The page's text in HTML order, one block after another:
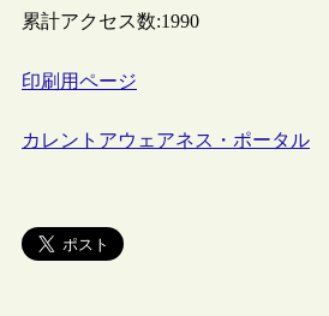
累計アクセス数:1990
印刷用ページ
カレントアウェアネス・ポータル